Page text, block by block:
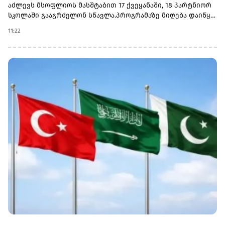
აძლევს მსოფლიოს მასშტაბით 17 ქვეყანაში, 18 პარტნიორ
სკოლაში გააგრძელონ სწავლა.პროგრამაზე მიღება დაიწყო
მსოფლიო სკოლები (UWC) წარმოადგენს საერთაშორისო
საგანმანათლებლო მოძრაობას ახალგაზრდებისთვის,
სხვადასხვა ერისა და კულტურის დასაახლოებლად და ამ
გზით შეუწყოს ხელი მშვიდობიანი და მდგრადი მომავლის
შექმნას. UWC მსოფლიოს სხვადასხვა კონტინენტის 18
საერთაშორისო სკოლასა და კოლეჯს აერთიანებს.
პროგრამის ფარგლებში სწავლება მიმდინარეობს 17
სხვადასხვა ქვეყანაში, მათ შორის − კანადაში, აშშ-ში,
ჩინეთში, იაპონიაში, ტაილანდში, გერმანიასა და
იტალიაში.საქართველოს ბანკმა UWC Georgia-სთან
თანამშრომლობა 2025 წელს დაიწყო და უკვე გამოავლინა 2
სტიპენდიატი. საქართველოს ბანკის მხარდაჭერით,
ქართველ მოსწავლეებს აქვთ უნიკალური შესაძლებლობა,
განხორციელებული საგანმანათლებლო პროგრამების
11:22